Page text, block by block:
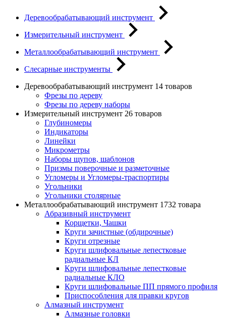
Деревообрабатывающий инструмент
Измерительный инструмент
Металлообрабатывающий инструмент
Слесарные инструменты
Деревообрабатывающий инструмент 14 товаров
Фрезы по дереву
Фрезы по дереву наборы
Измерительный инструмент 26 товаров
Глубиномеры
Индикаторы
Линейки
Микрометры
Наборы щупов, шаблонов
Призмы поверочные и разметочные
Угломеры и Угломеры-траспортиры
Угольники
Угольники столярные
Металлообрабатывающий инструмент 1732 товара
Абразивный инструмент
Корщетки, Чашки
Круги зачистные (обдирочные)
Круги отрезные
Круги шлифовальные лепестковые
радиальные КЛ
Круги шлифовальные лепестковые
радиальные КЛО
Круги шлифовальные ПП прямого профиля
Приспособления для правки кругов
Алмазный инструмент
Алмазные головки